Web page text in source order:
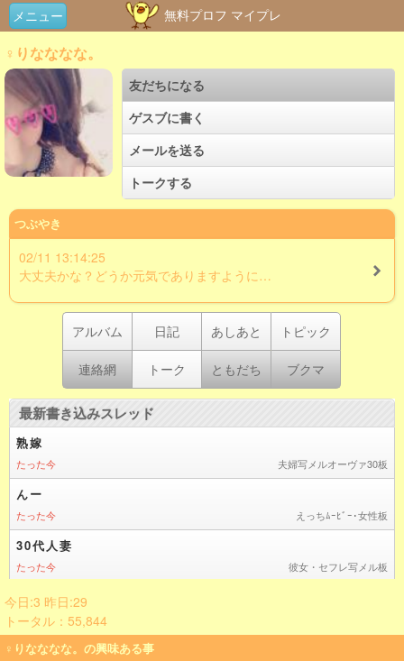
メニュー 無料プロフ マイプレ
♀りなななな。
友だちになる
ゲスブに書く
メールを送る
トークする
つぶやき
02/11 13:14:25
大丈夫かな？どうか元気でありますように…
アルバム 日記 あしあと トピック
連絡網 トーク ともだち ブクマ
今日:3 昨日:29
トータル：55,844
♀りなななな。の興味ある事